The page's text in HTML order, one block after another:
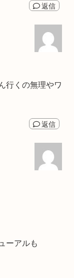
返信
行くの無理やワ
返信
ーアルも